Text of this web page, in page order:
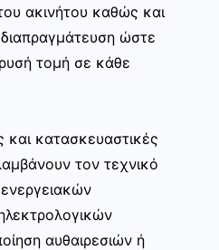
ακινήτου καθώς και
ώστε
τομή σε κάθε
και κατασκευαστικές
τον τεχνικό
αυθαιρεσιών ή